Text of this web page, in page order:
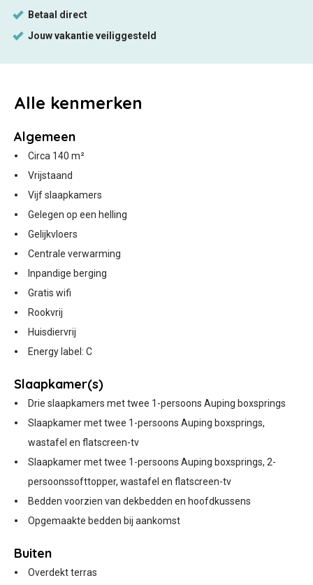
Alle kenmerken
Algemeen
Circa 140 m²
Vrijstaand
Vijf slaapkamers
Gelegen op een helling
Gelijkvloers
Centrale verwarming
Inpandige berging
Gratis wifi
Rookvrij
Huisdiervrij
Energy label: C
Slaapkamer(s)
Drie slaapkamers met twee 1-persoons Auping boxsprings
Slaapkamer met twee 1-persoons Auping boxsprings,
wastafel en flatscreen-tv
Slaapkamer met twee 1-persoons Auping boxsprings, 2-
persoonssofttopper, wastafel en flatscreen-tv
Bedden voorzien van dekbedden en hoofdkussens
Opgemaakte bedden bij aankomst
Buiten
Overdekt terras